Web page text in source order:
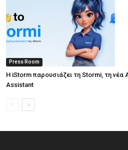
Press Room
Η iStorm παρουσιάζει τη Stormi, τη νέα
Assistant